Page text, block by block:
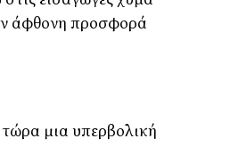
άφθονη προσφορά
τώρα μια υπερβολική